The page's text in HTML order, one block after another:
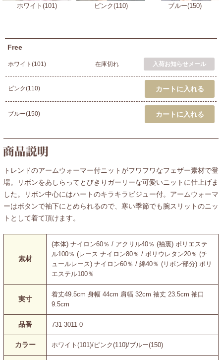
ホワイト(101) ピンク(110) ブルー(150)
Free
ホワイト(101) 在庫切れ
ピンク(110)
ブルー(150)
トレンドのアームウォーマー付ニットがフワフワなフェザー素材で登
場。リボンをあしらってとびきりガーリーな可愛いニットに仕上げま
した。リボン中心にはハートのキラキラビジュー付。アームウォーマ
ーはボタンで袖下にとめられるので、寒い季節でも腕スリットのニッ
トとして着て頂けます。
素材
(本体) ナイロン60％ / アクリル40％ (袖裏) ポリエステ
ル100％ (レース ナイロン80％ / ポリウレタン20％ (チ
ュールレース) ナイロン60％ / 綿40％ (リボン部分) ポリ
エステル100％
実寸
着丈49.5cm 身幅 44cm 肩幅 32cm 袖丈 23.5cm 袖口
9.5cm
品番 731-3011-0
カラー ホワイト(101)/ピンク(110)/ブルー(150)